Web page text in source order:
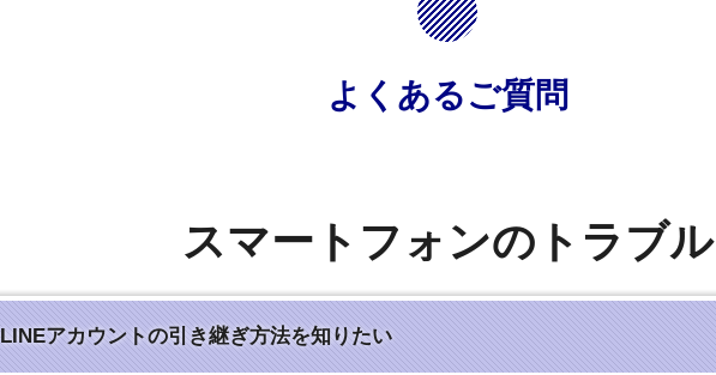
よくあるご質問
スマートフォンのトラブル
LINEアカウントの引き継ぎ方法を知りたい